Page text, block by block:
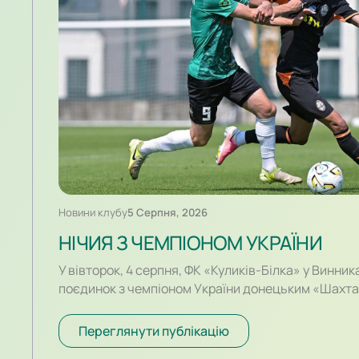
Новини клубу5 Серпня, 2026
НІЧИЯ З ЧЕМПІОНОМ УКРАЇНИ
У вівторок, 4 серпня, ФК «Куликів-Білка» у
поєдинок з чемпіоном України донецьким
за переваги гравців «Шахтаря», які більше
загрожували воротам. Так, в одному із епізодів
Переглянути публікацію